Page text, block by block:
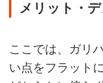
メリット・
ここでは、ガリ
い点をフラット